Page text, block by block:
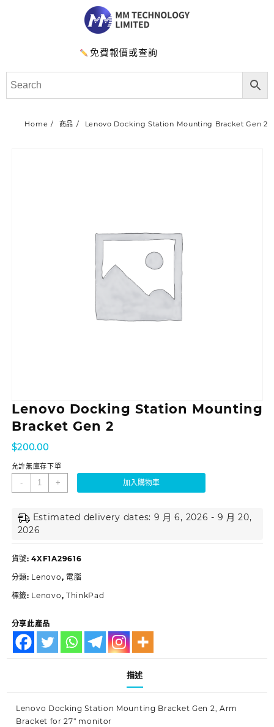
免費報價或查詢
Home 商品 Lenovo Docking Station Mounting Bracket Gen 2
Lenovo Docking Station Mounting
Bracket Gen 2
$200.00
允許無庫存下單
- + 加入購物車
Estimated delivery dates: 9 月 6, 2026 - 9 月 20,
2026
貨號:4XF1A29616
分類: Lenovo, 電腦
標籤: Lenovo, ThinkPad
分享此產品
描述
Lenovo Docking Station Mounting Bracket Gen 2, Arm
Bracket for 27″ monitor